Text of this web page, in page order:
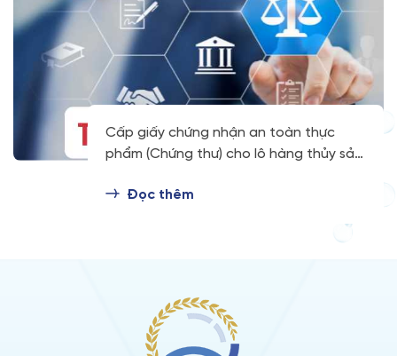
Cấp giấy chứng nhận an toàn thực
phẩm (Chứng thư) cho lô hàng thủy sản
phẩm xuất khẩu (2.001281)
Đọc thêm